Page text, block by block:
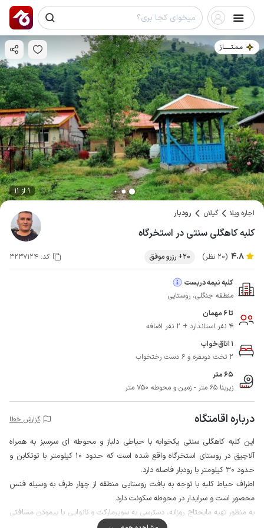
مـمـتــــــاز
1 از 11
اجاره ویلا گیلان رودبار
کلبه کاهگلی سنتی در استخرگاه
4.8 (20 نظر) 20+ رزرو موفق کد: 3237124
کلبه نیمه دربست
منطقه جنگلی، روستایی
تا 6 مهمان
4 نفر استاندارد + 2 نفر اضافه
1 اتاق‌خواب
2 تخت دونفره و 6 دست رختخواب
65 متر
زیربنا 65 متر - زمین و محوطه 750 متر
درباره اقامتگاه گزارش خطا
این کلبه کاهگلی سنتی یکخوابه با حیاطی دلباز و محوطه ای سرسبز به همراه
آلاچیق در روستای استخرگاه واقع شده است که حدود 10 کیلومتر با توتکابن و
حدود 30 کیلومتر با رودبار فاصله دارد.
اطراف حیاط کلبه با توجه به بافت روستایی منطقه از چهار طرف به وسیله فنس
محصور است و سرایدار در محوطه سکونت دارد.
به منظور تهیه مایحتاج روزانه، دسترسی به سوپرمارکت و نانوایی با پیمودن مسافتی